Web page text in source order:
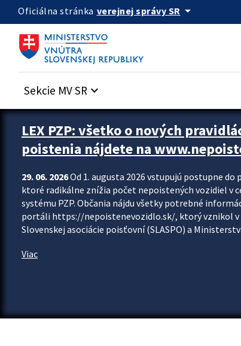
Preskocit na hlavný obsah
Oficiálna stránka verejnej správy SR arrow_drop_down
Sekcie MV SR keyboard_arrow_down
Zastavit automatický posun upútavok
LEX PZP: všetko o nových
poistenia nájdete na
29. 06. 2026Od 1. augusta 2026 vstupujú postupne
ktoré radikálne znížia počet nepoistených vozidiel v
systému PZP. Občania nájdu všetky potrebné
portáli https://nepoistenevozidlo.sk/, ktorý vznikol v
Slovenskej asociácie poisťovní (SLASPO) a
Viac